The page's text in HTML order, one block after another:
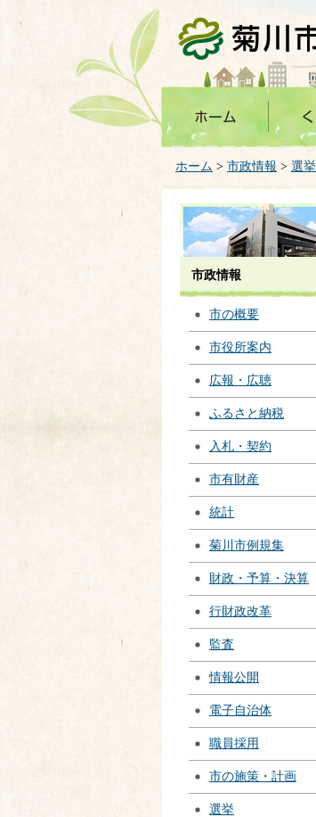
菊川市
ホーム > 市政情報 > 選挙
市政情報
市の概要
市役所案内
広報・広聴
ふるさと納税
入札・契約
市有財産
統計
菊川市例規集
財政・予算・決算
行財政改革
監査
情報公開
電子自治体
職員採用
市の施策・計画
選挙